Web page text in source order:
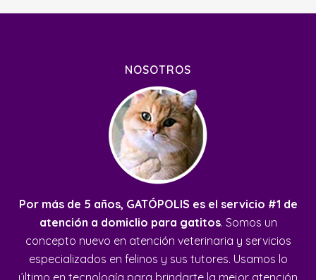
NOSOTROS
Por más de 5 años, GATÓPOLIS es el servicio #1 de
atención a domiclio para gatitos. Somos un
concepto nuevo en atención veterinaria y servicios
especializados en felinos y sus tutores. Usamos lo
último en tecnología para brindarte la mejor atención